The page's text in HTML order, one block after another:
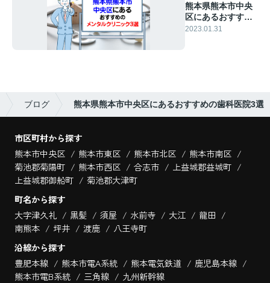
熊本県熊本市中央
区にあるおすすめ
のメンタルクリニ
2023.01.31
ブログ 熊本県熊本市中央区にあるおすすめの歯科医院3選
市区町村から探す
熊本市中央区
熊本市東区 熊本市北区
熊本市南区
菊池郡菊陽町
熊本市西区 合志市
上益城郡益城町
上益城郡御船町
菊池郡大津町
町名から探す
大字津久礼
黒髪 須屋 水前寺 大江
龍田
南熊本
坪井 渡鹿
八王寺町
沿線から探す
豊肥本線
熊本市電A系統 熊本電気鉄道
鹿児島本線
熊本市電B系統
三角線
九州新幹線